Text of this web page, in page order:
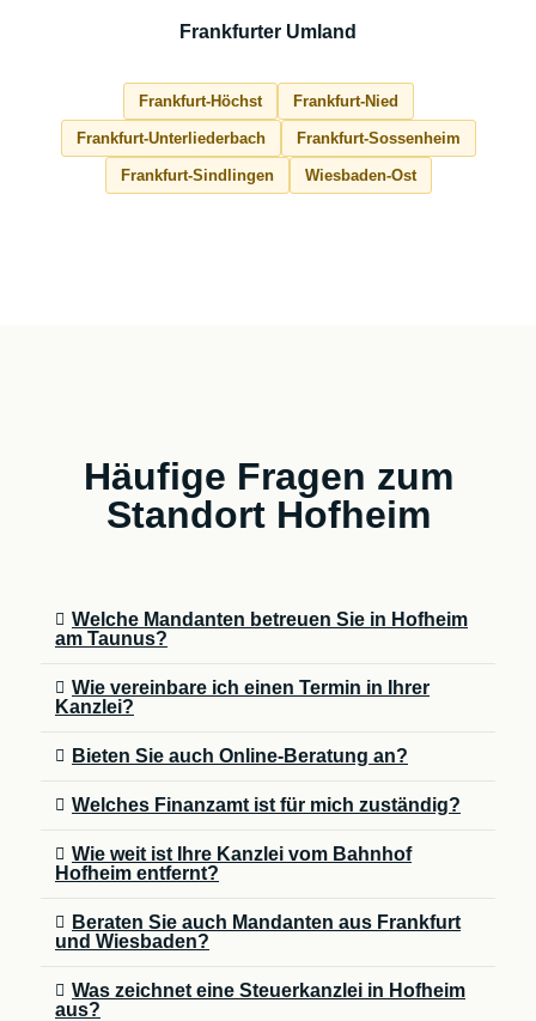
Frankfurter Umland
Frankfurt-Höchst Frankfurt-Nied
Frankfurt-Unterliederbach Frankfurt-Sossenheim
Frankfurt-Sindlingen Wiesbaden-Ost
Häufige Fragen zum
Standort Hofheim
Welche Mandanten betreuen Sie in Hofheim
am Taunus?
Wie vereinbare ich einen Termin in Ihrer
Kanzlei?
Bieten Sie auch Online-Beratung an?
Welches Finanzamt ist für mich zuständig?
Wie weit ist Ihre Kanzlei vom Bahnhof
Hofheim entfernt?
Beraten Sie auch Mandanten aus Frankfurt
und Wiesbaden?
Was zeichnet eine Steuerkanzlei in Hofheim
aus?